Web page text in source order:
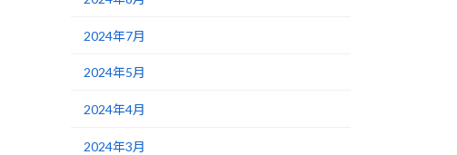
2024年7月
2024年5月
2024年4月
2024年3月